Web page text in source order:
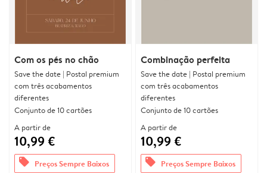
Com os pés no chão
Save the date | Postal premium
com três acabamentos
diferentes
Conjunto de 10 cartões
A partir de
10,99 €
offers Preços Sempre Baixos
Combinação perfeita
Save the date | Postal premium
com três acabamentos
diferentes
Conjunto de 10 cartões
A partir de
10,99 €
offers Preços Sempre Baixos